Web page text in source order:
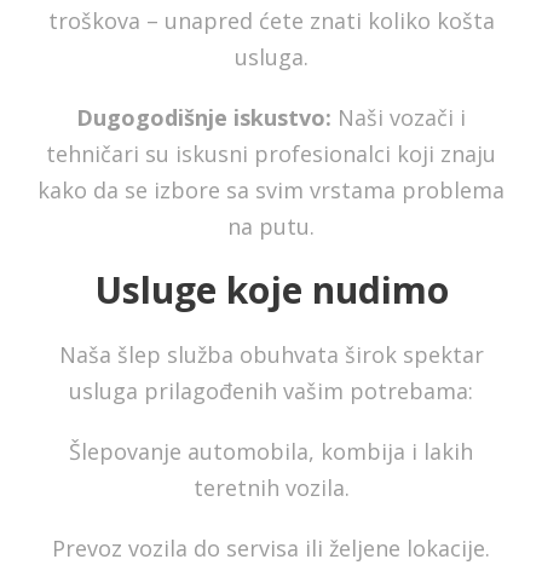
troškova – unapred ćete znati koliko košta
usluga.
Dugogodišnje iskustvo: Naši vozači i
tehničari su iskusni profesionalci koji znaju
kako da se izbore sa svim vrstama problema
na putu.
Usluge koje nudimo
Naša šlep služba obuhvata širok spektar
usluga prilagođenih vašim potrebama:
Šlepovanje automobila, kombija i lakih
teretnih vozila.
Prevoz vozila do servisa ili željene lokacije.